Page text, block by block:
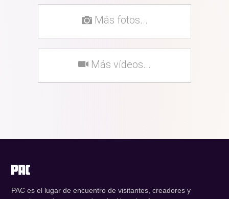
Más fotos...
Más vídeos...
PAC es el lugar de encuentro de visitantes, creadores y